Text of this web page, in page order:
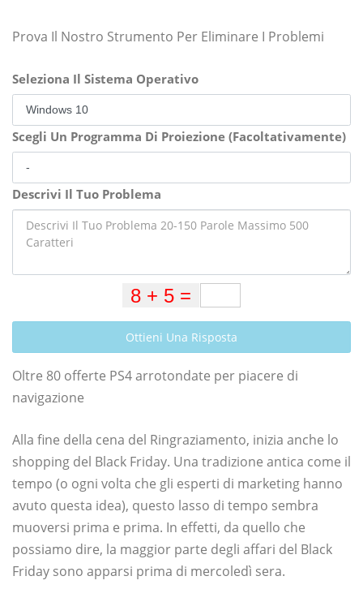
Prova Il Nostro Strumento Per Eliminare I Problemi
Seleziona Il Sistema Operativo
Scegli Un Programma Di Proiezione (Facoltativamente)
Descrivi Il Tuo Problema
Ottieni Una Risposta
Oltre 80 offerte PS4 arrotondate per piacere di
navigazione
Alla fine della cena del Ringraziamento, inizia anche lo
shopping del Black Friday. Una tradizione antica come il
tempo (o ogni volta che gli esperti di marketing hanno
avuto questa idea), questo lasso di tempo sembra
muoversi prima e prima. In effetti, da quello che
possiamo dire, la maggior parte degli affari del Black
Friday sono apparsi prima di mercoledì sera.